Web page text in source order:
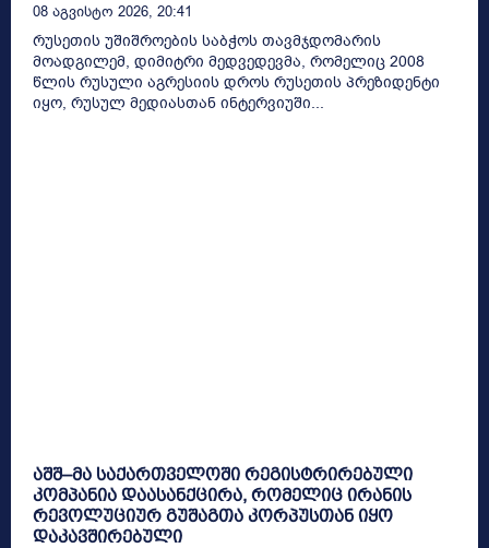
08 Აგვისტო 2026, 20:41
რუსეთის უშიშროების საბჭოს თავმჯდომარის
მოადგილემ, დიმიტრი მედვედევმა, რომელიც 2008
წლის რუსული აგრესიის დროს რუსეთის პრეზიდენტი
იყო, რუსულ მედიასთან ინტერვიუში...
აშშ–მა საქართველოში რეგისტრირებული
კომპანია დაასანქცირა, რომელიც ირანის
რევოლუციურ გუშაგთა კორპუსთან იყო
დაკავშირებული